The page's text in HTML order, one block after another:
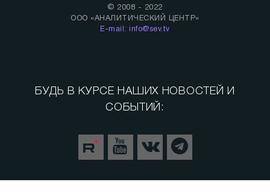
© 2008 - 2022
ООО «АНАЛИТИЧЕСКИЙ ЦЕНТР»
E-mail: info@sev.tv
БУДЬ В КУРСЕ НАШИХ НОВОСТЕЙ И
СОБЫТИЙ: